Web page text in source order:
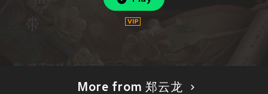
More from 郑云龙